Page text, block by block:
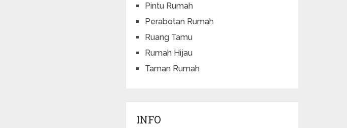
Pintu Rumah
Perabotan Rumah
Ruang Tamu
Rumah Hijau
Taman Rumah
INFO